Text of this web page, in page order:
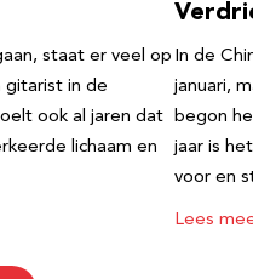
staat er veel op
gitarist in de
ook al jaren dat
lichaam en
In de
januari,
begon
jaar is
voor en
Lees